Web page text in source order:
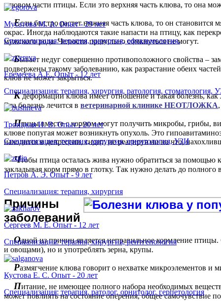
клювом части птицы. Если это верхняя часть клюва, то она
Если быстро растет нижняя часть клюва, то он
окрас. Иногда наблюдаются такие напасти на птицу, как
мужского рода. Челюсти правильно сомкнуться не могут.
Бывает недуг совершенно противоположного свойства –
подвержены такому заболеванию, как разрастание обеих
клюв не может закрыться.
Кдеформации клюва имеет отношение и такая болезнь, как
Эта болезнь лечится в ветеринарной клинике НЕОТЛОЖКА
Птицы вместе с кормом могут получить микробы, грибы,
клюве попугая может возникнуть опухоль. Это
находится в депрессии, сидит, не реагируя ни на что,
Чтобы птица осталась жива нужно обратиться за помощью
закладывая корм прямо в глотку. Так нужно делать до полного
Причины
заболеваний
Одной из причин является неправильное кормление
и овощами), но и употреблять зерна, крупы.
Размягчение клюва говорит о нехватке микроэлементов
Питание, не имеющее полного набора необходимых
может повлиять на состояние оперения, общее самочувствие
Мусатова М. А. Опыт - 29 лет
Специализация: терапия, хирургия, офтальмология.
Еремеева А.Е. Опыт - 12 лет
Специализация: терапия, хирургия, ратология, стоматология,
Троицкая И. В. Опыт - 20 лет
Специализация: терапия, хирургия, орнитология, УЗИ
Петров А. Э. Опыт - 9 лет
Специализация: терапия, хирургия
Сергеев М. Е. Опыт - 12 лет
Специализация: терапия, хирургия, рентгенология
Кустова Е. С. Опыт - 20 лет
Специализация: терапия, ратолог, орнитолог, герпетология